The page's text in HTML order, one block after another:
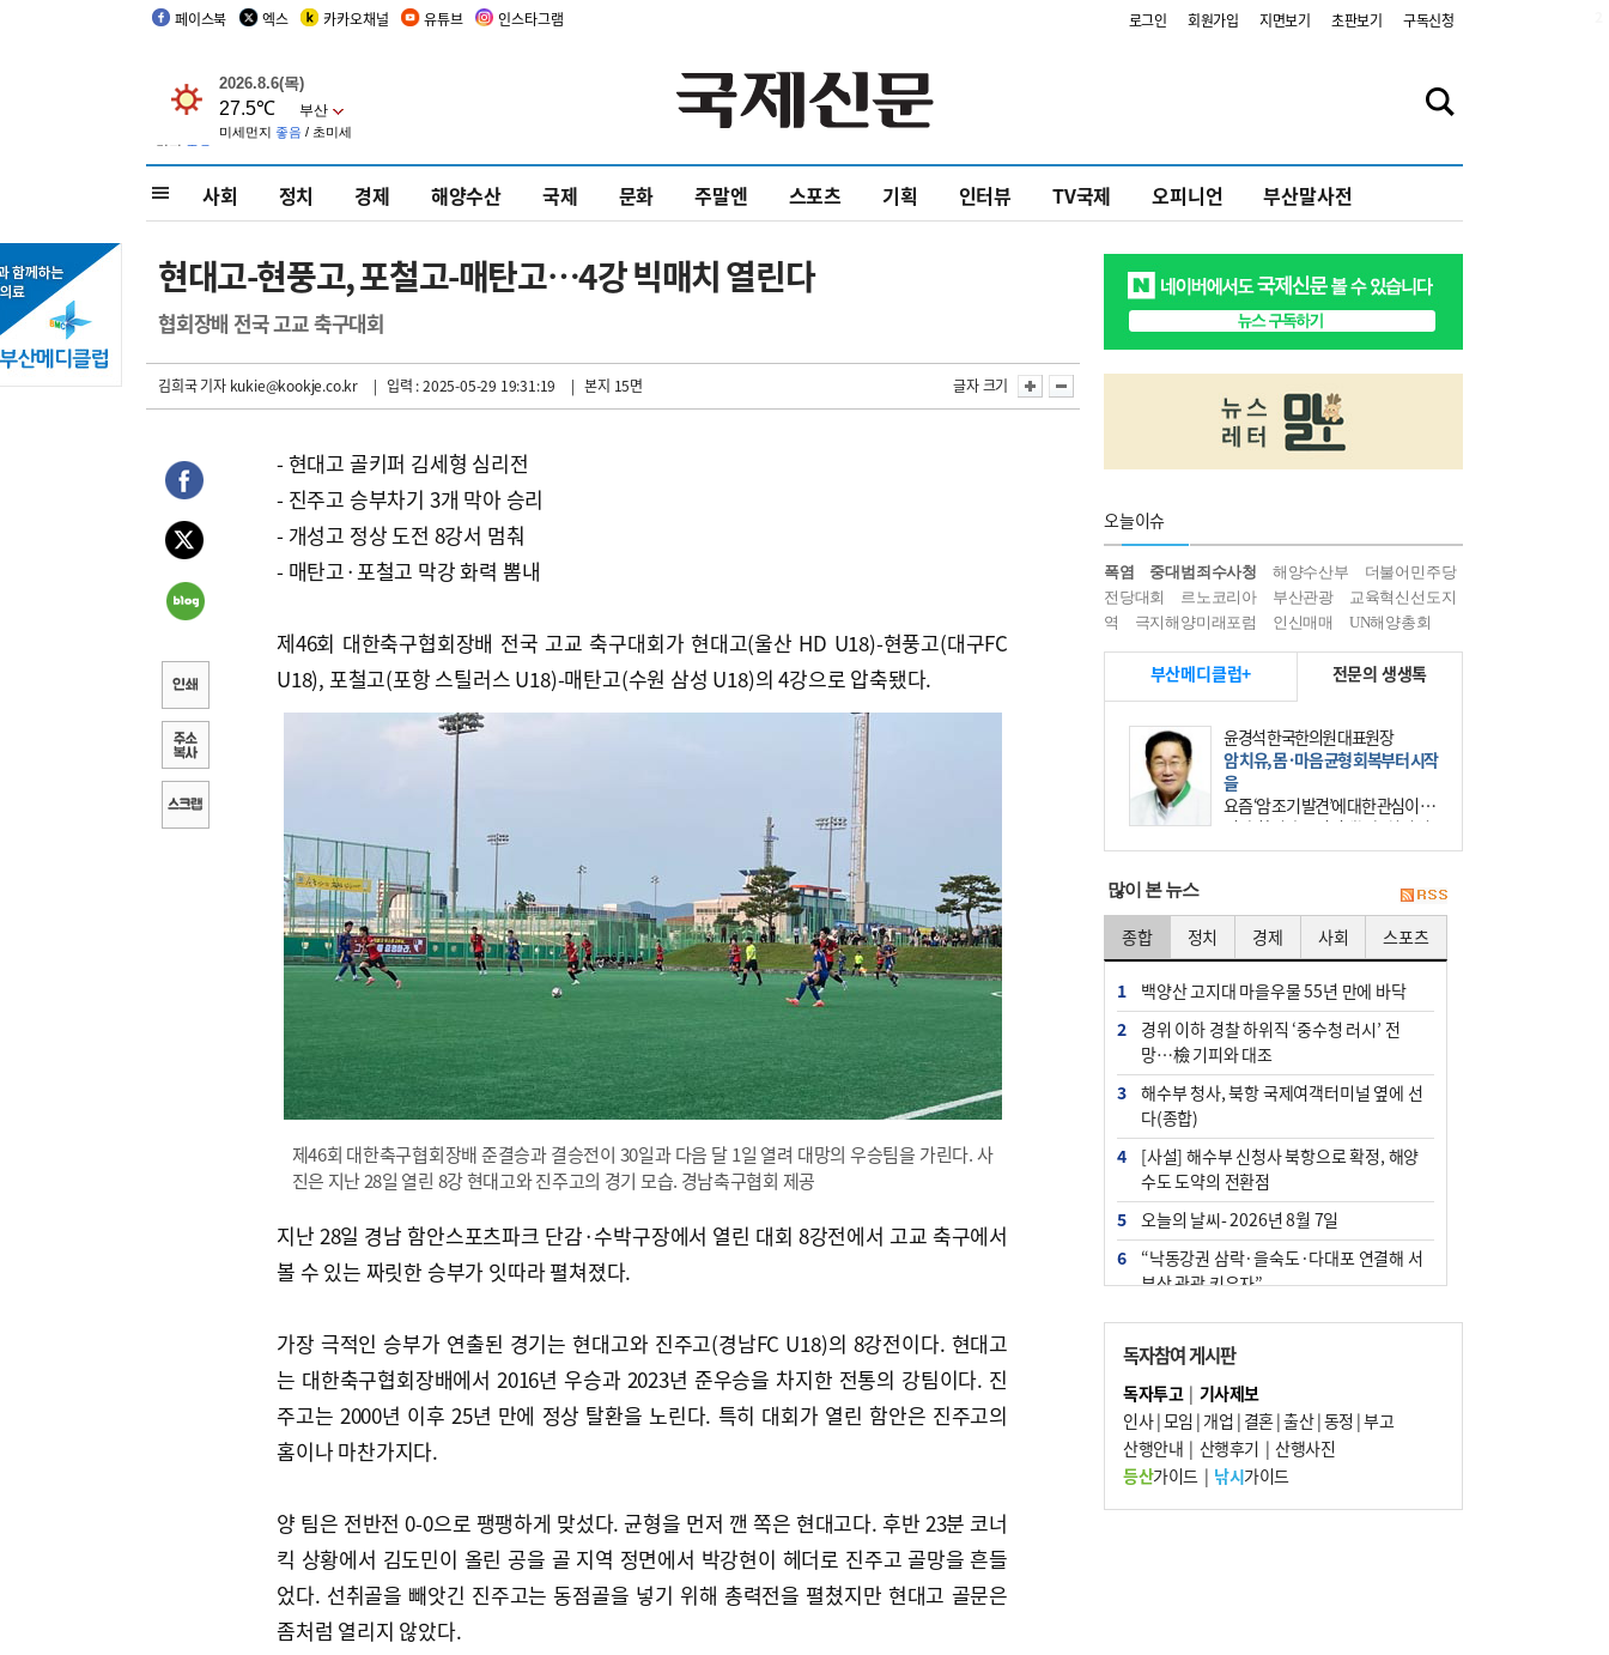
페이스북 엑스 카카오채널 유튜브 인스타그램 로그인 회원가입 지면보기 초판보기 구독신청
사회 정치 경제 해양수산 국제 문화 주말엔 스포츠 기획 인터뷰 TV국제 오피니언 부산말사전
현대고-현풍고, 포철고-매탄고…4강 빅매치 열린다
협회장배 전국 고교 축구대회
김희국 기자kukie@kookje.co.kr | 입력 : 2025-05-29 19:31:19 | 본지 15면 글자 크기
- 현대고 골키퍼 김세형 심리전
- 진주고 승부차기 3개 막아 승리
- 개성고 정상 도전 8강서 멈춰
- 매탄고·포철고 막강 화력 뽐내
제46회 대한축구협회장배 전국 고교 축구대회가 현대고(울산 HD U18)-현풍고(대구FC
U18), 포철고(포항 스틸러스 U18)-매탄고(수원 삼성 U18)의 4강으로 압축됐다.
제46회 대한축구협회장배 준결승과 결승전이 30일과 다음 달 1일 열려 대망의 우승팀을 가린다. 사
진은 지난 28일 열린 8강 현대고와 진주고의 경기 모습. 경남축구협회 제공
지난 28일 경남 함안스포츠파크 단감·수박구장에서 열린 대회 8강전에서 고교 축구에서
볼 수 있는 짜릿한 승부가 잇따라 펼쳐졌다.
가장 극적인 승부가 연출된 경기는 현대고와 진주고(경남FC U18)의 8강전이다. 현대고
는 대한축구협회장배에서 2016년 우승과 2023년 준우승을 차지한 전통의 강팀이다. 진
주고는 2000년 이후 25년 만에 정상 탈환을 노린다. 특히 대회가 열린 함안은 진주고의
홈이나 마찬가지다.
양 팀은 전반전 0-0으로 팽팽하게 맞섰다. 균형을 먼저 깬 쪽은 현대고다. 후반 23분 코너
킥 상황에서 김도민이 올린 공을 골 지역 정면에서 박강현이 헤더로 진주고 골망을 흔들
었다. 선취골을 빼앗긴 진주고는 동점골을 넣기 위해 총력전을 펼쳤지만 현대고 골문은
좀처럼 열리지 않았다.
오늘이슈
폭염 중대범죄수사청 해양수산부
더불어민주당
전당대회
르노코리아 부산관광
교육혁신선도지
역
극지해양미래포럼 인신매매 UN해양총회
부산메디클럽+ 전문의 생생톡
윤경석 한국한의원 대표원장
암 치유, 몸·마음 균형 회복부터 시작
을
요즘 ‘암 조기 발견’에 대한 관심이 커
진다. 하지만 그 이면에는 놓치기 쉬
운 함정이 하나 있다. 바로 성급한 치
많이 본 뉴스
종합 정치 경제 사회 스포츠
1
백양산 고지대 마을우물 55년 만에 바닥
2
경위 이하 경찰 하위직 ‘중수청 러시’ 전
망…檢 기피와 대조
3
해수부 청사, 북항 국제여객터미널 옆에 선
다(종합)
4
[사설] 해수부 신청사 북항으로 확정, 해양
수도 도약의 전환점
5
오늘의 날씨- 2026년 8월 7일
6
“낙동강권 삼락·을숙도·다대포 연결해 서
부산 관광 키우자”
7
부울경 주말부터 비소식…‘극한 폭염’ 한풀
꺾일 듯
8
피란마을 67년 역사인데…전교생 24명 아
미초 통폐합 기로
9
교육혁신선도지 공모 코앞인데…구·군 난
색에 교육청 ‘쩔쩔’
10 2028 유엔 해양총회 개최지, ‘부산이냐 제
독자참여 게시판
독자투고| 기사제보
인사|모임 | 개업 | 결혼|출산|동정 |부고
산행안내 | 산행후기 | 산행사진
등산가이드| 낚시가이드